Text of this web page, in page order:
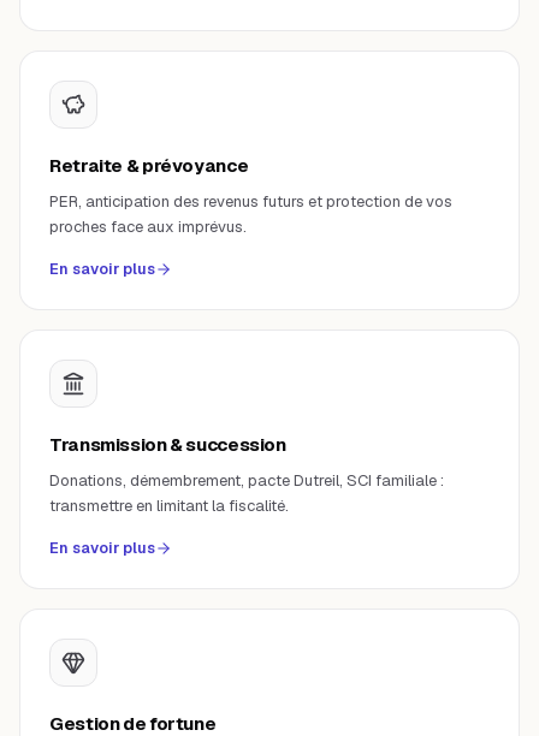
Retraite & prévoyance
PER, anticipation des revenus futurs et protection de vos
proches face aux imprévus.
En savoir plus
Transmission & succession
Donations, démembrement, pacte Dutreil, SCI familiale :
transmettre en limitant la fiscalité.
En savoir plus
Gestion de fortune